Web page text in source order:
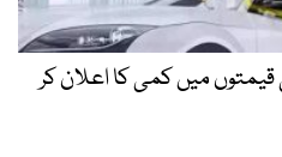
میں کمی کا اعلان کر